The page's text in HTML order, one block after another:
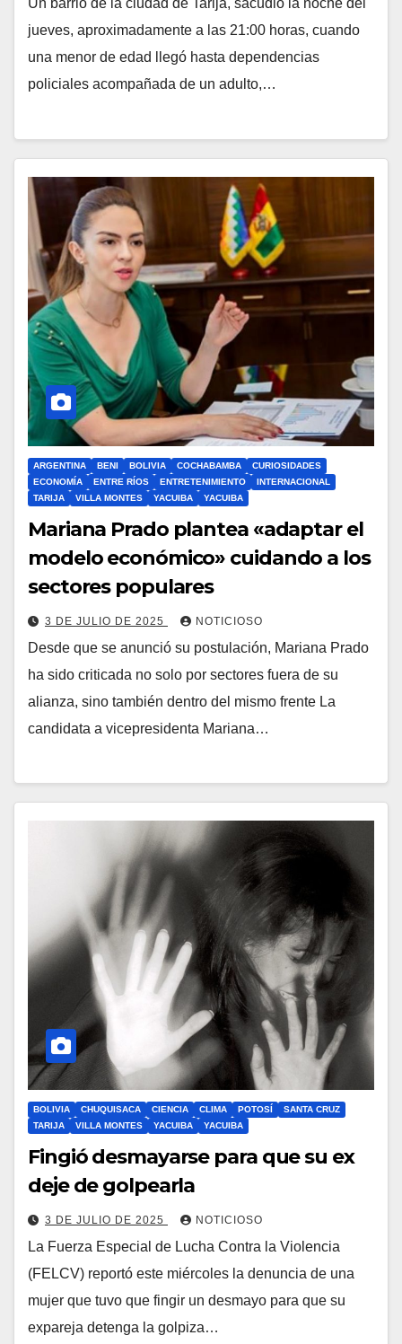
Un barrio de la ciudad de Tarija, sacudió la noche del
jueves, aproximadamente a las 21:00 horas, cuando
una menor de edad llegó hasta dependencias
policiales acompañada de un adulto,…
ARGENTINA BENI BOLIVIA COCHABAMBA
CURIOSIDADES
ECONOMÍA
ENTRE RÍOS ENTRETENIMIENTO
INTERNACIONAL
TARIJA
VILLA MONTES YACUIBA YACUIBA
Mariana Prado plantea «adaptar el
modelo económico» cuidando a los
sectores populares
3 DE JULIO DE 2025 NOTICIOSO
Desde que se anunció su postulación, Mariana Prado
ha sido criticada no solo por sectores fuera de su
alianza, sino también dentro del mismo frente La
candidata a vicepresidenta Mariana…
BOLIVIA CHUQUISACA CIENCIA CLIMA POTOSÍ
SANTA CRUZ
TARIJA
VILLA MONTES YACUIBA YACUIBA
Fingió desmayarse para que su ex
deje de golpearla
3 DE JULIO DE 2025 NOTICIOSO
La Fuerza Especial de Lucha Contra la Violencia
(FELCV) reportó este miércoles la denuncia de una
mujer que tuvo que fingir un desmayo para que su
expareja detenga la golpiza…